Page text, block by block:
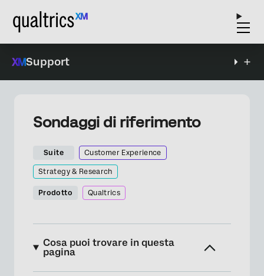
Support
Sondaggi di riferimento
Suite Customer Experience
Strategy & Research
Prodotto Qualtrics
Cosa puoi trovare in questa
pagina